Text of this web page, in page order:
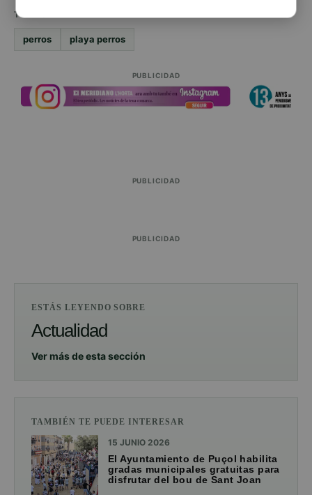
TEMAS
perros playa perros
PUBLICIDAD
PUBLICIDAD
PUBLICIDAD
ESTÁS LEYENDO SOBRE
Actualidad
Ver más de esta sección
TAMBIÉN TE PUEDE INTERESAR
15 JUNIO 2026
El Ayuntamiento de Puçol habilita
gradas municipales gratuitas para
disfrutar del bou de Sant Joan